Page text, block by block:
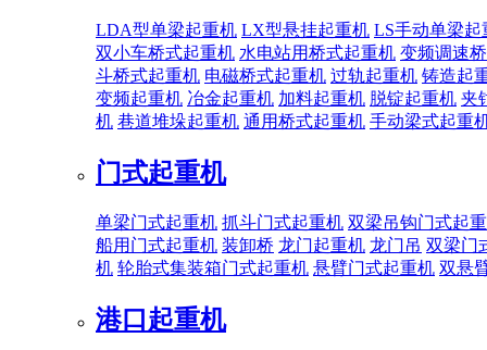
LDA型单梁起重机 LX型悬挂起重机 LS手动单梁起
双小车桥式起重机 水电站用桥式起重机 变频调速
斗桥式起重机 电磁桥式起重机 过轨起重机 铸造起
变频起重机 冶金起重机 加料起重机 脱锭起重机 夹
机 巷道堆垛起重机 通用桥式起重机 手动梁式起重
门式起重机
单梁门式起重机 抓斗门式起重机 双梁吊钩门式起
船用门式起重机 装卸桥 龙门起重机 龙门吊 双梁门
机 轮胎式集装箱门式起重机 悬臂门式起重机 双悬
港口起重机